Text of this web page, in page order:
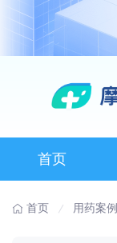
首页
首页 用药案例